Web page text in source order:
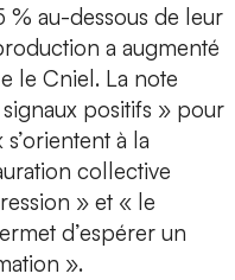
% au-dessous de leur
a augmenté
le Cniel. La note
positifs » pour
à la
collective
» et « le
d’espérer un
».